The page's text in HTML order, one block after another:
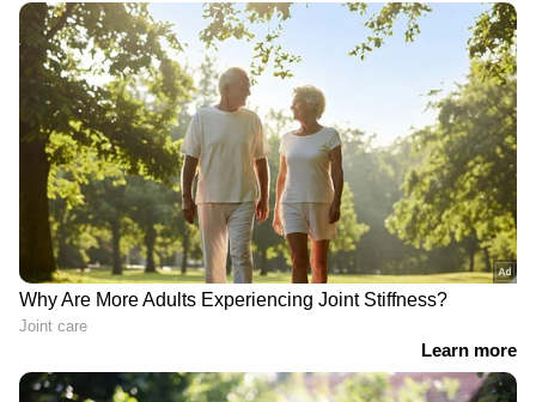
കഴിഞ്ഞത്. ആ വൈകാരിക നിമിഷത്തിന്
താഴെ സോഷ്യൽ മീഡിയ യൂസർമാർ ഏറെ
വൈകാരികമായാണ് അഭിപ്രായപ്രകടനങ്ങൾ
നടത്തിയത്. നിരവധിപേർ തങ്ങളുടെ
സമാനമായ അനുഭവങ്ങൾ പങ്കുവെച്ചു. ചിലർ
മക്കളുടെ നേട്ടത്തിനായി നിസ്വാർത്ഥമായി
പ്രയത്നിക്കുന്ന മാതാപിതാക്കളെക്കുറിച്ച്
വാചാലരായി. മറ്റു ചിലർ മാതാപിതാക്കളുടെ
ആഗ്രഹങ്ങൾക്ക് ഒപ്പം കഠിനമായി അധ്വാനിച്ചു
പഠിച്ച ആ ചെറുപ്പക്കാരനെ അഭിനന്ദിച്ചു. ഒരാൾ
കുറിച്ചത്, 'സ്വന്തം മാതാപിതാക്കൾക്ക് ഇത്തരം
ഒരു നിമിഷം സമ്മാനിക്കാൻ കഴിഞ്ഞ ആ മകൻ